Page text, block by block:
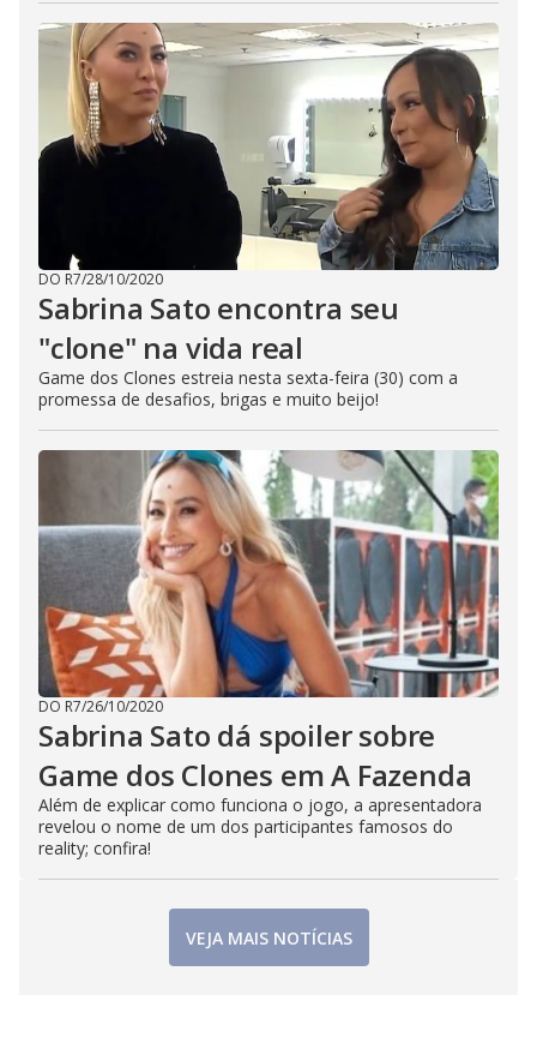
DO R7/28/10/2020
Sabrina Sato encontra seu
"clone" na vida real
Game dos Clones estreia nesta sexta-feira (30) com a
promessa de desafios, brigas e muito beijo!
DO R7/26/10/2020
Sabrina Sato dá spoiler sobre
Game dos Clones em A Fazenda
Além de explicar como funciona o jogo, a apresentadora
revelou o nome de um dos participantes famosos do
reality; confira!
VEJA MAIS NOTÍCIAS